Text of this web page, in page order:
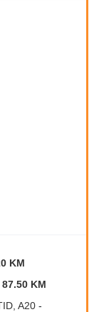
KM
87.50 KM
A20 -